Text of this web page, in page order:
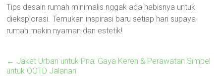
Tips desain rumah minimalis nggak ada habisnya untuk
dieksplorasi. Temukan inspirasi baru setiap hari supaya
rumah makin nyaman dan estetik!
← Jaket Urban untuk Pria: Gaya Keren & Perawatan Simpel
untuk OOTD Jalanan